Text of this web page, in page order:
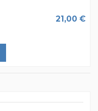
21,00 €